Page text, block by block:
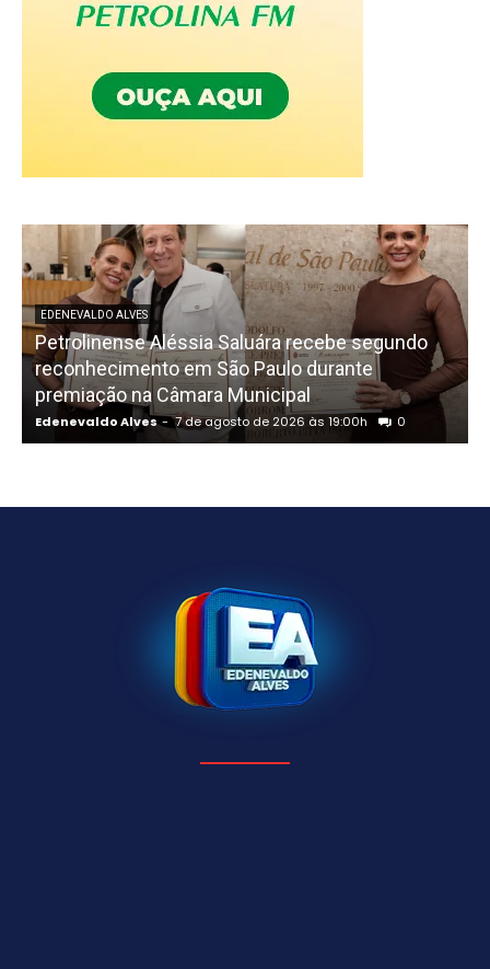
EDENEVALDO ALVES
Petrolinense Aléssia Saluára recebe segundo
reconhecimento em São Paulo durante
premiação na Câmara Municipal
Edenevaldo Alves - 7 de agosto de 2026 às 19:00h 0